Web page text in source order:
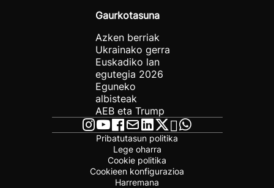
Gaurkotasuna
Azken berriak
Ukrainako gerra
Euskadiko lan
egutegia 2026
Eguneko
albisteak
AEB eta Trump
Pribatutasun politika
Lege oharra
Cookie politika
Cookieen konfigurazioa
Harremana